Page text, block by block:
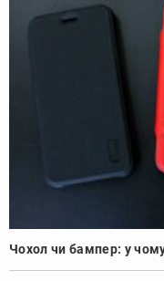
Чохол чи бампер: у